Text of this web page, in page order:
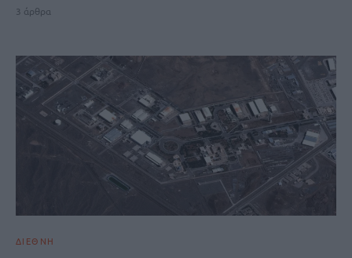
3 άρθρα
ΔΙΕΘΝΗ